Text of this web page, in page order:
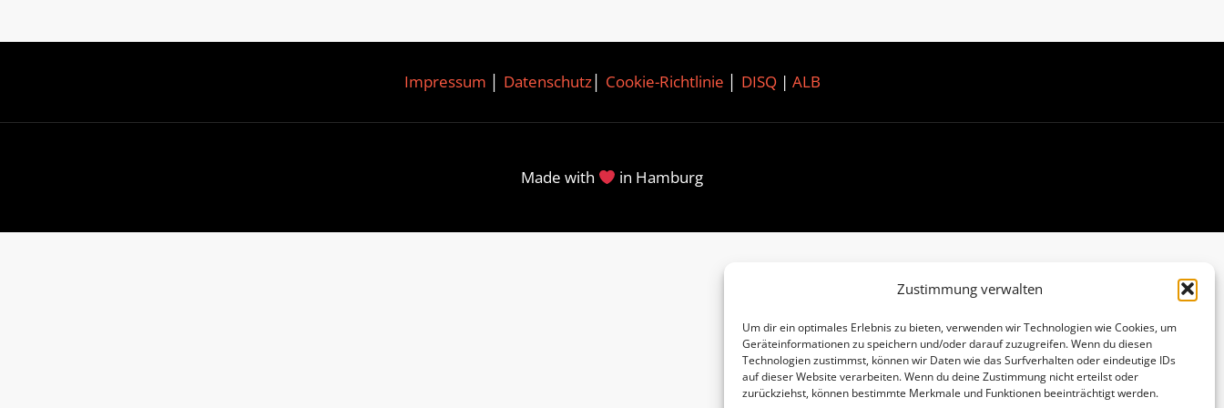
Zustimmung verwalten
Um dir ein optimales Erlebnis zu bieten, verwenden wir Technologien wie Cookies, um
Geräteinformationen zu speichern und/oder darauf zuzugreifen. Wenn du diesen
Technologien zustimmst, können wir Daten wie das Surfverhalten oder eindeutige IDs
auf dieser Website verarbeiten. Wenn du deine Zustimmung nicht erteilst oder
zurückziehst, können bestimmte Merkmale und Funktionen beeinträchtigt werden.
Impressum Datenschutz│ Cookie-Richtlinie DISQ| ALB
Made with in Hamburg